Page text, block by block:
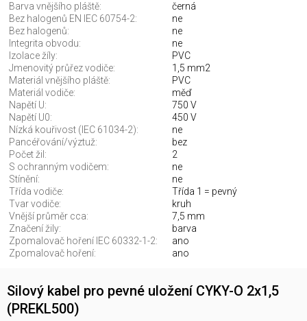
Barva vnějšího pláště:
černá
Bez halogenů EN IEC 60754-2:
ne
Bez halogenů:
ne
Integrita obvodu:
ne
Izolace žíly:
PVC
Jmenovitý průřez vodiče:
1,5 mm2
Materiál vnějšího pláště:
PVC
Materiál vodiče:
měď
Napětí U:
750 V
Napětí U0:
450 V
Nízká kouřivost (IEC 61034-2):
ne
Pancéřování/výztuž:
bez
Počet žil:
2
S ochranným vodičem:
ne
Stínění:
ne
Třída vodiče:
Třída 1 = pevný
Tvar vodiče:
kruh
Vnější průměr cca:
7,5 mm
Značení žily:
barva
Zpomalovač hoření IEC 60332-1-2:
ano
Zpomalovač hoření:
ano
Silový kabel pro pevné uložení CYKY-O 2x1,5
(PREKL500)